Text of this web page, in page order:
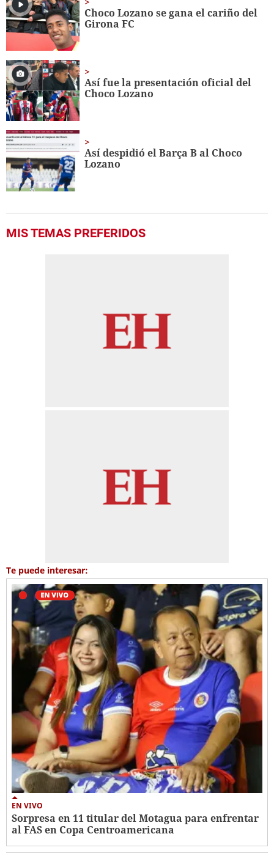
Choco Lozano se gana el cariño del
Girona FC
Así fue la presentación oficial del
Choco Lozano
Así despidió el Barça B al Choco
Lozano
MIS TEMAS PREFERIDOS
Te puede interesar:
EN VIVO
Sorpresa en 11 titular del Motagua para enfrentar
al FAS en Copa Centroamericana